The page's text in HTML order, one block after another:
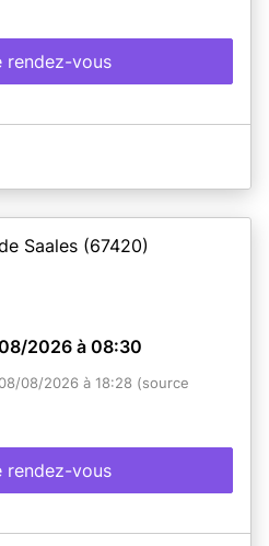
rendez-vous
Saales (67420)
2026 à 08:30
08/2026 à 18:28 (source
rendez-vous